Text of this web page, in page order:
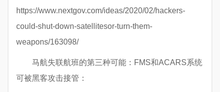
https://www.nextgov.com/ideas/2020/02/hackers-
could-shut-down-satellitesor-turn-them-
weapons/163098/
马航失联航班的第三种可能：FMS和ACARS系统
可被黑客攻击接管：